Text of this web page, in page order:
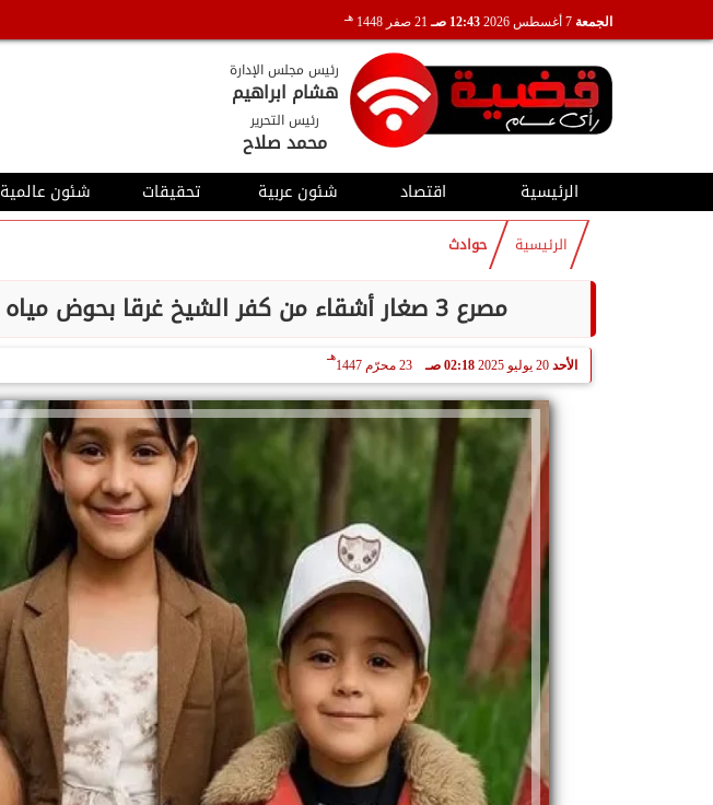
الجمعة 12:43 صـ 21 صفر 1448 هـ
رئيس مجلس الإدارة
هشام ابراهيم
رئيس التحرير
محمد صلاح
الرئيسية اقتصاد شئون عربية تحقيقات شئون عالمية
الرئيسية حوادث
مصرع 3 صغار أشقاء من كفر الشيخ غرقا بحوض مياه بمزرعة بوادى النطرون
الأحد 20 يوليو 2025 02:18 صـ 23 محرّم 1447
هـ